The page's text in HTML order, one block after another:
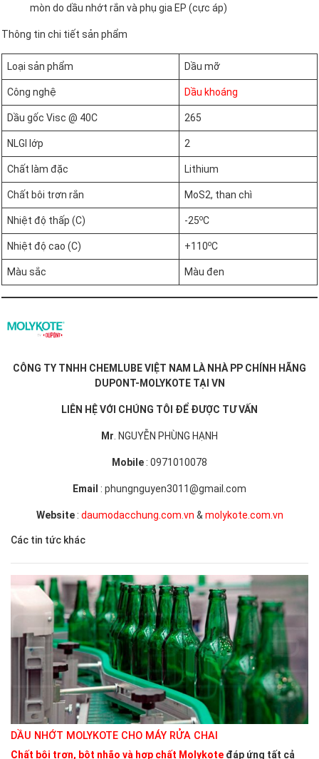
mòn do dầu nhớt rắn và phụ gia EP (cực áp)
Thông tin chi tiết sản phẩm
Loại sản phẩm Dầu mỡ
Công nghệ Dầu khoáng
Dầu gốc Visc @ 40C 265
NLGI lớp 2
Chất làm đặc Lithium
Chất bôi trơn rắn MoS2, than chì
Nhiệt độ thấp (C) -25oC
Nhiệt độ cao (C) +110oC
Màu sắc Màu đen
CÔNG TY TNHH CHEMLUBE VIỆT NAM LÀ NHÀ PP CHÍNH HÃNG
DUPONT-MOLYKOTE TẠI VN
LIÊN HỆ VỚI CHÚNG TÔI ĐỂ ĐƯỢC TƯ VẤN
Mr . NGUYỄN PHÙNG HẠNH
Mobile : 0971010078
Email : phungnguyen3011@gmail.com
Website: daumodacchung.com.vn & molykote.com.vn
Các tin tức khác
DẦU NHỚT MOLYKOTE CHO MÁY RỬA CHAI
Chất bôi trơn, bột nhão và hợp chất Molykote đáp ứng tất cả